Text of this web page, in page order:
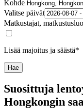
Kohde
Valitse päivät
Matkustajat,
Lisää majoitus ja säästä*
Hae
Suosittuja
Hongkongin